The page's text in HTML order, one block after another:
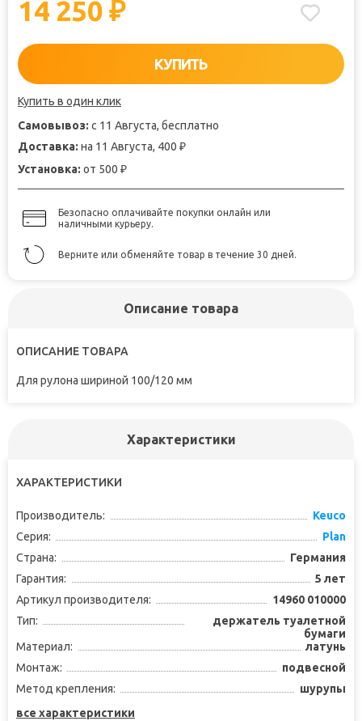
14 250 ₽
КУПИТЬ
Купить в один клик
Самовывоз: с 11 Августа, бесплатно
Доставка: на 11 Августа, 400 ₽
Установка: от 500 ₽
Безопасно оплачивайте покупки онлайн или
наличными курьеру.
Верните или обменяйте товар в течение 30 дней.
Описание товара
ОПИСАНИЕ ТОВАРА
Для рулона шириной 100/120 мм
Характеристики
ХАРАКТЕРИСТИКИ
Производитель:
Keuco
Серия:
Plan
Страна:
Германия
Гарантия:
5 лет
Артикул производителя:
14960 010000
Тип:
держатель туалетной
бумаги
Материал:
латунь
Монтаж:
подвесной
Метод крепления:
шурупы
все характеристики